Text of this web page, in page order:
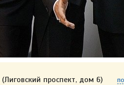
(Лиговский проспект, дом 6)